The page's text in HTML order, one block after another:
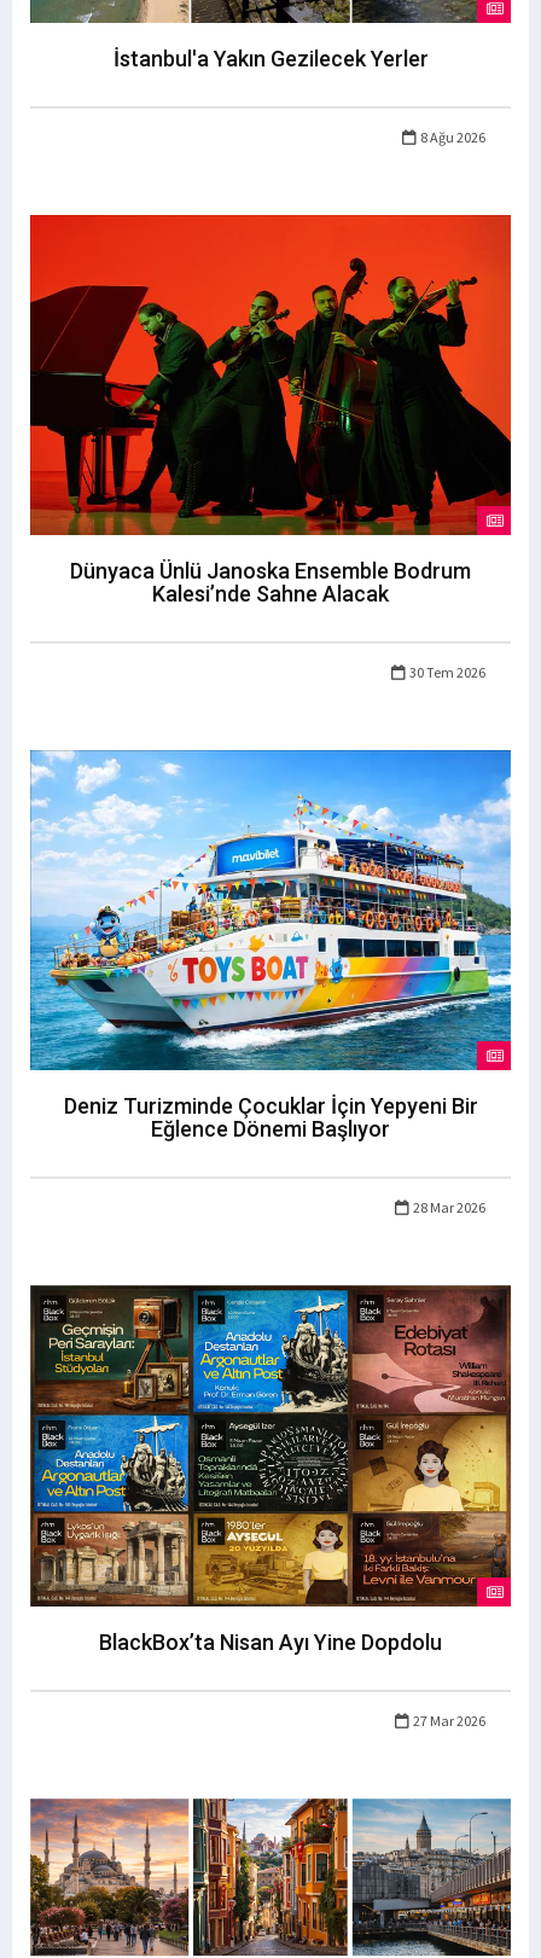
İstanbul'a Yakın Gezilecek Yerler
8 Ağu 2026
Dünyaca Ünlü Janoska Ensemble Bodrum
Kalesi’nde Sahne Alacak
30 Tem 2026
Deniz Turizminde Çocuklar İçin Yepyeni Bir
Eğlence Dönemi Başlıyor
28 Mar 2026
BlackBox’ta Nisan Ayı Yine Dopdolu
27 Mar 2026